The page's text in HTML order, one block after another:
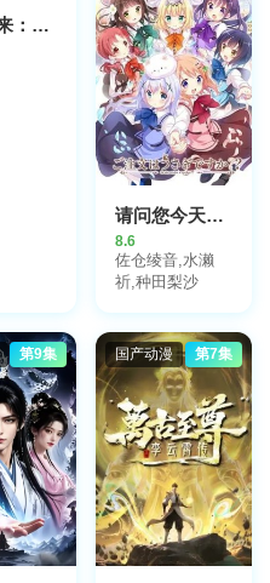
千金归来：我清算了枕边人
请问您今天要来点兔子吗，第二季
8.6
佐仓绫音,水濑
祈,种田梨沙
第9集 国产动漫 第7集